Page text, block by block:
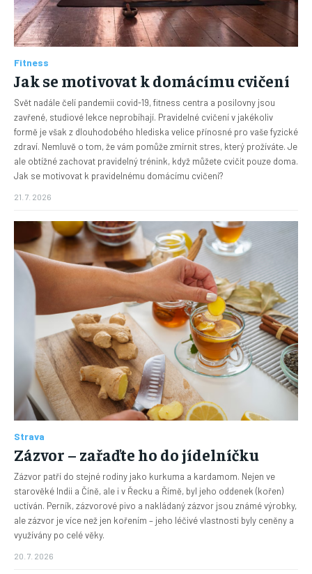
Fitness
Jak se motivovat k domácímu cvičení
Svět nadále čelí pandemii covid-19, fitness centra a posilovny jsou
zavřené, studiové lekce neprobíhají. Pravidelné cvičení v jakékoliv
formě je však z dlouhodobého hlediska velice přínosné pro vaše fyzické
zdraví. Nemluvě o tom, že vám pomůže zmírnit stres, který prožíváte. Je
ale obtížné zachovat pravidelný trénink, když můžete cvičit pouze doma.
Jak se motivovat k pravidelnému domácímu cvičení?
21. 7. 2026
Strava
Zázvor – zařaďte ho do jídelníčku
Zázvor patří do stejné rodiny jako kurkuma a kardamom. Nejen ve
starověké Indii a Číně, ale i v Řecku a Římě, byl jeho oddenek (kořen)
uctíván. Perník, zázvorové pivo a nakládaný zázvor jsou známé výrobky,
ale zázvor je více než jen kořením – jeho léčivé vlastnosti byly ceněny a
využívány po celé věky.
20. 7. 2026